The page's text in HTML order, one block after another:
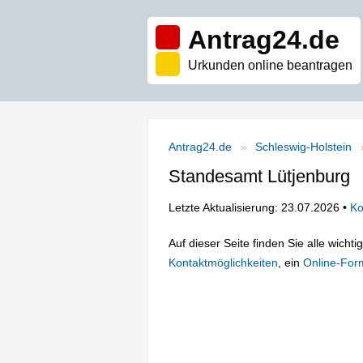
Antrag24.de
Urkunden online beantragen
Antrag24.de Schleswig-Holstein
Standesamt Lütjenburg
Letzte Aktualisierung: 23.07.2026 •
Auf dieser Seite finden Sie alle
Kontaktmöglichkeiten , ein Online-